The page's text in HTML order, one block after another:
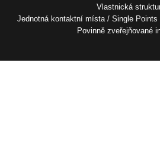
Vlastnická
Jednotná kontaktní místa / Single Points
Povinně zveřejňované